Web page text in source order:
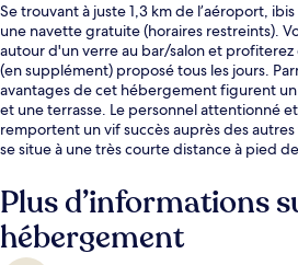
Se trouvant à juste 1,3 km de l’aéroport,
une navette gratuite (horaires restreints).
autour d'un verre au bar/salon et
(en supplément) proposé tous les jours.
avantages de cet hébergement figurent
et une terrasse. Le personnel attentionné
remportent un vif succès auprès des
se situe à une très courte distance à pied
min.
Plus d’informations
hébergement